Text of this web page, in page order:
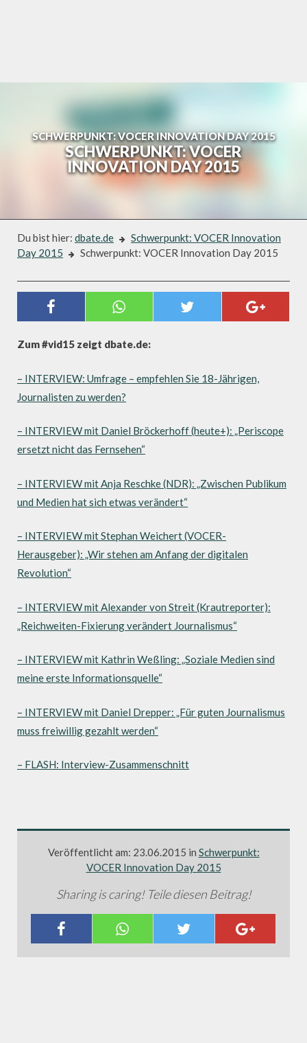
SCHWERPUNKT: VOCER INNOVATION DAY 2015
SCHWERPUNKT: VOCER
INNOVATION DAY 2015
Du bist hier: dbate.de
Schwerpunkt: VOCER Innovation
Day 2015
Schwerpunkt: VOCER Innovation Day 2015
SCHWERPUNKT: VOCER
INNOVATION DAY 2015
Zum #vid15 zeigt dbate.de:
– INTERVIEW: Umfrage – empfehlen Sie 18-Jährigen,
Journalisten zu werden?
– INTERVIEW mit Daniel Bröckerhoff (heute+): „Periscope
ersetzt nicht das Fernsehen“
– INTERVIEW mit Anja Reschke (NDR): „Zwischen Publikum
und Medien hat sich etwas verändert“
– INTERVIEW mit Stephan Weichert (VOCER-
Herausgeber): „Wir stehen am Anfang der digitalen
Revolution“
– INTERVIEW mit Alexander von Streit (Krautreporter):
„Reichweiten-Fixierung verändert Journalismus“
– INTERVIEW mit Kathrin Weßling: „Soziale Medien sind
meine erste Informationsquelle“
– INTERVIEW mit Daniel Drepper: „Für guten Journalismus
muss freiwillig gezahlt werden“
– FLASH: Interview-Zusammenschnitt
Veröffentlicht am: 23.06.2015 in Schwerpunkt:
VOCER Innovation Day 2015
Sharing is caring! Teile diesen Beitrag!